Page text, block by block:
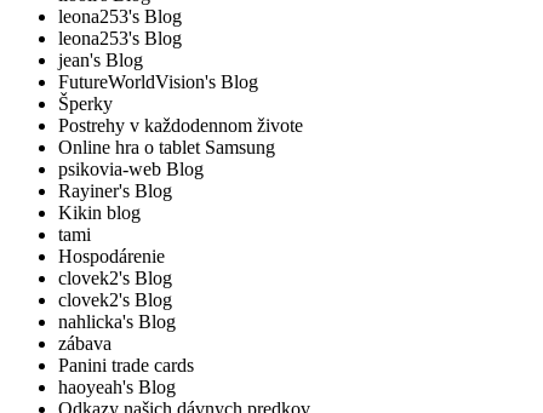
leona253's Blog
leona253's Blog
jean's Blog
FutureWorldVision's Blog
Šperky
Postrehy v každodennom živote
Online hra o tablet Samsung
psikovia-web Blog
Rayiner's Blog
Kikin blog
tami
Hospodárenie
clovek2's Blog
clovek2's Blog
nahlicka's Blog
zábava
Panini trade cards
haoyeah's Blog
Odkazy našich dávnych predkov